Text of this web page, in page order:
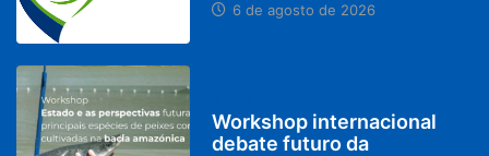
6 de agosto de 2026
Workshop internacional
debate futuro da